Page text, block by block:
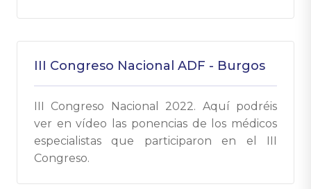
III Congreso Nacional ADF - Burgos
III Congreso Nacional 2022. Aquí podréis
ver en vídeo las ponencias de los médicos
especialistas que participaron en el III
Congreso.